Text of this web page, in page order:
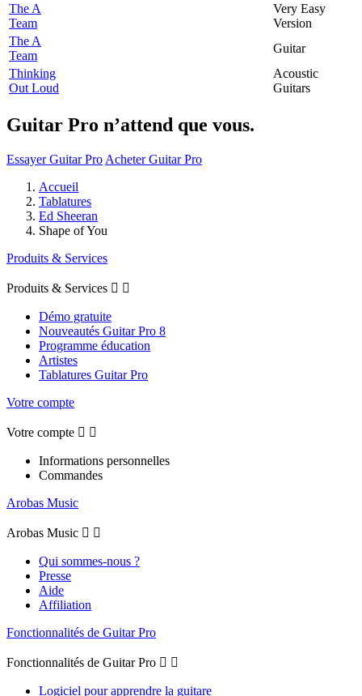
The A
Team
Very Easy
Version
The A
Team
Guitar
Thinking
Out Loud
Acoustic
Guitars
Guitar Pro n’attend que vous.
Essayer Guitar Pro Acheter Guitar Pro
Accueil
Tablatures
Ed Sheeran
Shape of You
Produits & Services
Produits & Services  
Démo gratuite
Nouveautés Guitar Pro 8
Programme éducation
Artistes
Tablatures Guitar Pro
Votre compte
Votre compte  
Informations personnelles
Commandes
Arobas Music
Arobas Music  
Qui sommes-nous ?
Presse
Aide
Affiliation
Fonctionnalités de Guitar Pro
Fonctionnalités de Guitar Pro  
Logiciel pour apprendre la guitare